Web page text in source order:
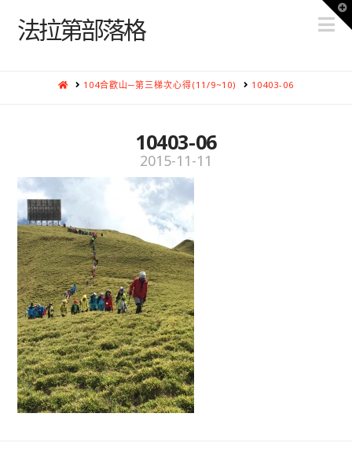
法拉第部落格
HOME104合歡山─第三梯次心得(11/9~10) 10403-06
10403-06
2015-11-11